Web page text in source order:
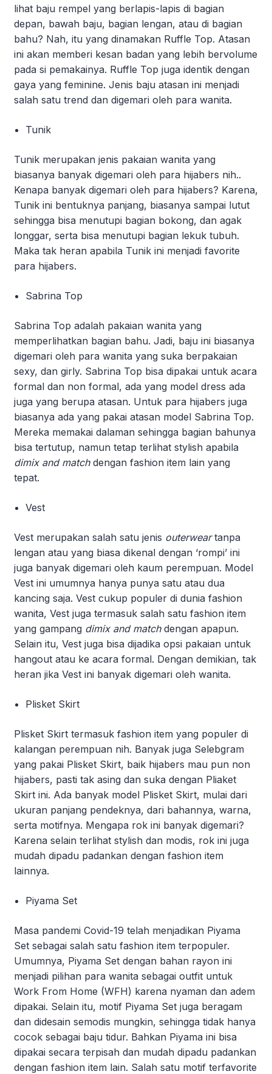
lihat baju rempel yang berlapis-lapis di bagian
depan, bawah baju, bagian lengan, atau di bagian
bahu? Nah, itu yang dinamakan Ruffle Top. Atasan
ini akan memberi kesan badan yang lebih bervolume
pada si pemakainya. Ruffle Top juga identik dengan
gaya yang feminine. Jenis baju atasan ini menjadi
salah satu trend dan digemari oleh para wanita.
Tunik
Tunik merupakan jenis pakaian wanita yang
biasanya banyak digemari oleh para hijabers nih..
Kenapa banyak digemari oleh para hijabers? Karena,
Tunik ini bentuknya panjang, biasanya sampai lutut
sehingga bisa menutupi bagian bokong, dan agak
longgar, serta bisa menutupi bagian lekuk tubuh.
Maka tak heran apabila Tunik ini menjadi favorite
para hijabers.
Sabrina Top
Sabrina Top adalah pakaian wanita yang
memperlihatkan bagian bahu. Jadi, baju ini biasanya
digemari oleh para wanita yang suka berpakaian
sexy, dan girly. Sabrina Top bisa dipakai untuk acara
formal dan non formal, ada yang model dress ada
juga yang berupa atasan. Untuk para hijabers juga
biasanya ada yang pakai atasan model Sabrina Top.
Mereka memakai dalaman sehingga bagian bahunya
bisa tertutup, namun tetap terlihat stylish apabila
dimix and matchdengan fashion item lain yang
tepat.
Vest
Vest merupakan salah satu jenis outerweartanpa
lengan atau yang biasa dikenal dengan ‘rompi’ ini
juga banyak digemari oleh kaum perempuan. Model
Vest ini umumnya hanya punya satu atau dua
kancing saja. Vest cukup populer di dunia fashion
wanita, Vest juga termasuk salah satu fashion item
yang gampang dimix and matchdengan apapun.
Selain itu, Vest juga bisa dijadika opsi pakaian untuk
hangout atau ke acara formal. Dengan demikian, tak
heran jika Vest ini banyak digemari oleh wanita.
Plisket Skirt
Plisket Skirt termasuk fashion item yang populer di
kalangan perempuan nih. Banyak juga Selebgram
yang pakai Plisket Skirt, baik hijabers mau pun non
hijabers, pasti tak asing dan suka dengan Pliaket
Skirt ini. Ada banyak model Plisket Skirt, mulai dari
ukuran panjang pendeknya, dari bahannya, warna,
serta motifnya. Mengapa rok ini banyak digemari?
Karena selain terlihat stylish dan modis, rok ini juga
mudah dipadu padankan dengan fashion item
lainnya.
Piyama Set
Masa pandemi Covid-19 telah menjadikan Piyama
Set sebagai salah satu fashion item terpopuler.
Umumnya, Piyama Set dengan bahan rayon ini
menjadi pilihan para wanita sebagai outfit untuk
Work From Home (WFH) karena nyaman dan adem
dipakai. Selain itu, motif Piyama Set juga beragam
dan didesain semodis mungkin, sehingga tidak hanya
cocok sebagai baju tidur. Bahkan Piyama ini bisa
dipakai secara terpisah dan mudah dipadu padankan
dengan fashion item lain. Salah satu motif terfavorite